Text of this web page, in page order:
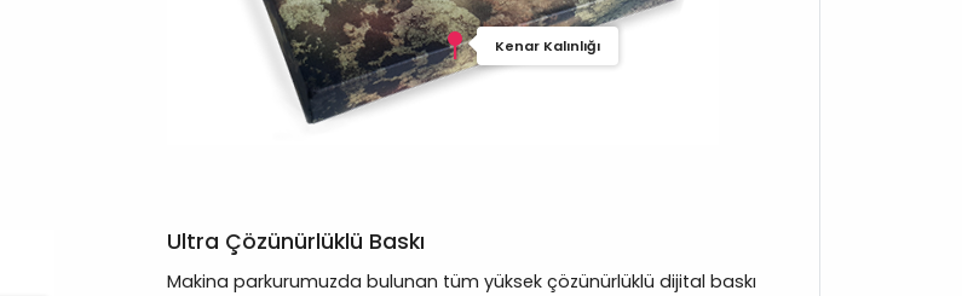
Kenar Kalınlığı
Ultra Çözünürlüklü Baskı
Makina parkurumuzda bulunan tüm yüksek çözünürlüklü dijital baskı